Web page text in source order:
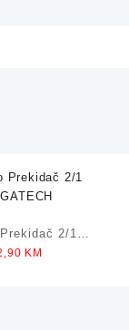
2/1
KM